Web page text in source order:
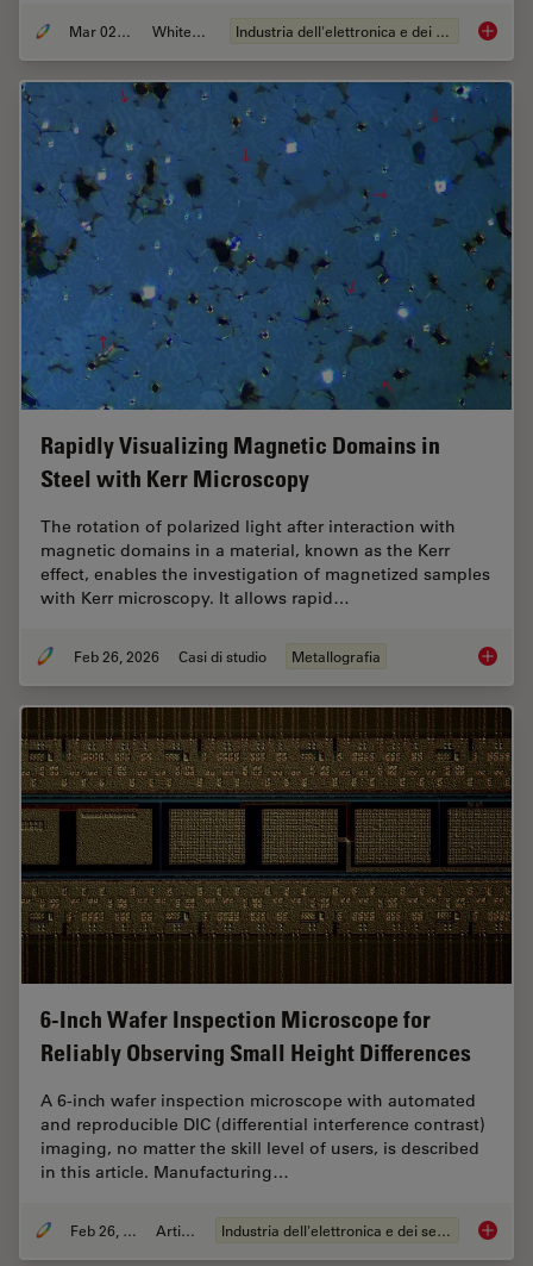
Mar 02, 2026 Whitepaper Industria dell'elettronica e dei semiconduttori
Rapidly Visualizing Magnetic Domains in
Steel with Kerr Microscopy
The rotation of polarized light after interaction with
magnetic domains in a material, known as the Kerr
effect, enables the investigation of magnetized samples
with Kerr microscopy. It allows rapid…
Feb 26, 2026 Casi di studio Metallografia
6-Inch Wafer Inspection Microscope for
Reliably Observing Small Height Differences
A 6-inch wafer inspection microscope with automated
and reproducible DIC (differential interference contrast)
imaging, no matter the skill level of users, is described
in this article. Manufacturing…
Feb 26, 2026 Articolo Industria dell'elettronica e dei semiconduttori 6-Inch